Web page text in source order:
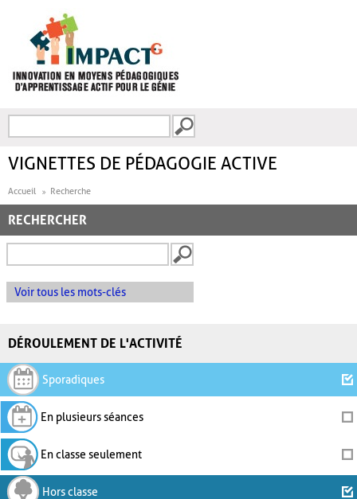
FORMULAIRE DE
VIGNETTES DE PÉDAGOGIE ACTIVE
Accueil Recherche
RECHERCHER
Voir tous les mots-clés
DÉROULEMENT DE L'ACTIVITÉ
Sporadiques
En plusieurs séances
En classe seulement
Hors classe